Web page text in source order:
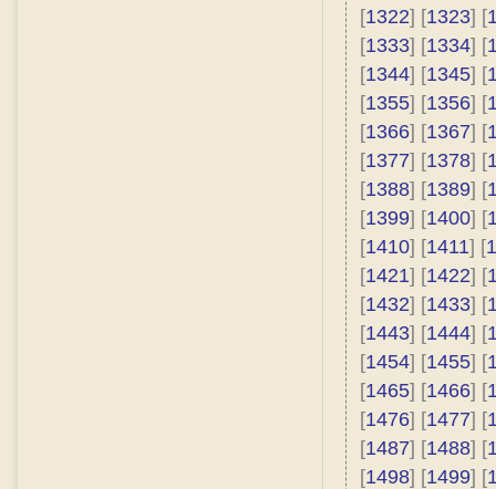
[1322] [1323] [
[1333] [1334] [
[1344] [1345] [
[1355] [1356] [
[1366] [1367] [
[1377] [1378] [
[1388] [1389] [
[1399] [1400] [
[1410] [1411] [
[1421] [1422] [
[1432] [1433] [
[1443] [1444] [
[1454] [1455] [
[1465] [1466] [
[1476] [1477] [
[1487] [1488] [
[1498] [1499] [